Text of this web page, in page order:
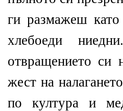
ги размажеш
хлебоеди
отвращението
жест на
по култура и